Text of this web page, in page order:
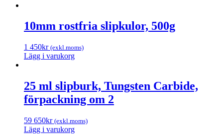
10mm rostfria slipkulor, 500g
1 450kr (exkl.moms)
Lägg i varukorg
25 ml slipburk, Tungsten Carbide,
förpackning om 2
59 650kr (exkl.moms)
Lägg i varukorg